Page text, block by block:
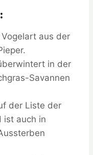
aus der
in der
Savannen
der Liste der
ist auch in